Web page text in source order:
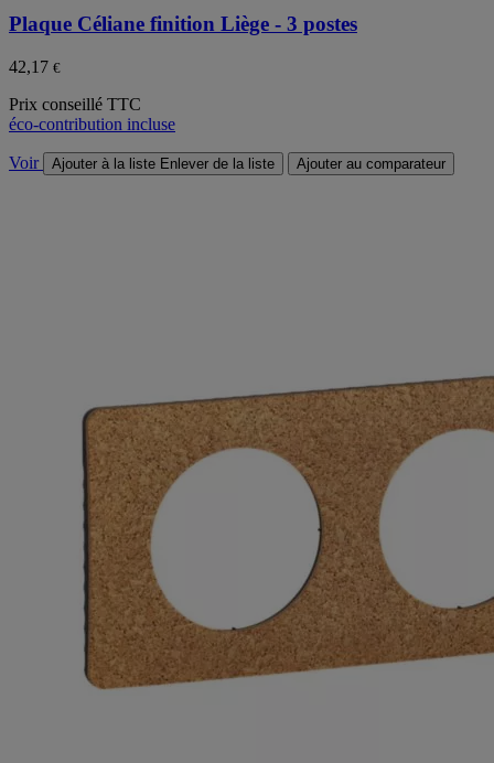
Plaque Céliane finition Liège - 3 postes
42,17 €
Prix conseillé TTC
éco-contribution incluse
Voir Ajouter à la liste Enlever de la liste Ajouter au comparateur